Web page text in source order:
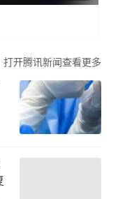
打开腾讯新闻查看更多